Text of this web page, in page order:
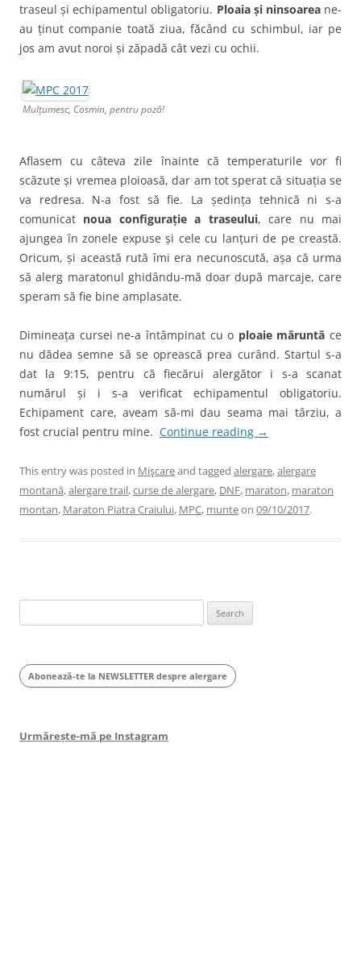
traseul și echipamentul obligatoriu. Ploaia și ninsoareane-
au ținut companie toată ziua, făcând cu schimbul, iar pe
jos am avut noroi și zăpadă cât vezi cu ochii.
Mulțumesc, Cosmin, pentru poză!
Aflasem cu câteva zile înainte că temperaturile vor fi
scăzute și vremea ploioasă, dar am tot sperat că situația se
va redresa. N-a fost să fie. La ședința tehnică ni s-a
comunicat noua configurație a traseului, care nu mai
ajungea în zonele expuse și cele cu lanțuri de pe creastă.
Oricum, și această rută îmi era necunoscută, așa că urma
să alerg maratonul ghidându-mă doar după marcaje, care
speram să fie bine amplasate.
Dimineața cursei ne-a întâmpinat cu o ploaie măruntă ce
nu dădea semne să se oprească prea curând. Startul s-a
dat la 9:15, pentru că fiecărui alergător i s-a scanat
numărul și i s-a verificat echipamentul obligatoriu.
Echipament care, aveam să-mi dau seama mai târziu, a
fost crucial pentru mine. Continue reading →
This entry was posted in Mişcareand tagged alergare,alergare
montană,alergare trail,curse de alergare, DNF, maraton, maraton
montan, Maraton Piatra Craiului, MPC, munteon 09/10/2017.
for:
Abonează-te la NEWSLETTER despre alergare
Urmărește-mă pe Instagram